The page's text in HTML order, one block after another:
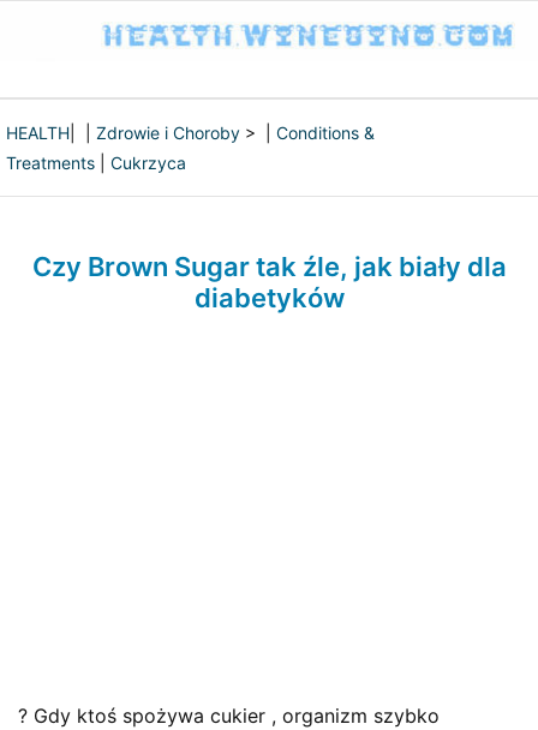
HEALTH Zdrowie i Choroby > | Conditions &
Treatments
Cukrzyca
Czy Brown Sugar tak źle, jak biały dla
diabetyków
? Gdy ktoś spożywa cukier , organizm szybko